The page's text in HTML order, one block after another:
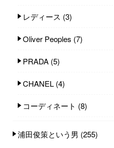
レディース (3)
Oliver Peoples (7)
PRADA (5)
CHANEL (4)
コーディネート (8)
浦田俊策という男 (255)